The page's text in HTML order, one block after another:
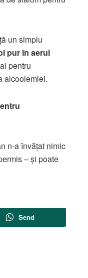
un simplu
pur în aerul
pentru
alcoolemiei.
n-a învățat nimic
– și poate
Send